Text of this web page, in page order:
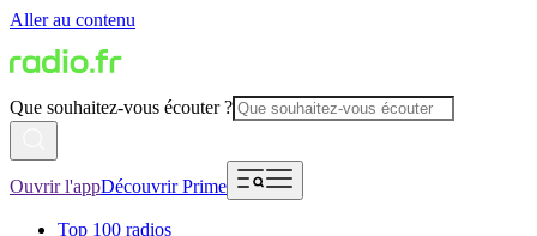
Aller au contenu
Que souhaitez-vous écouter ?
Ouvrir l'appDécouvrir Prime
Top 100 radios